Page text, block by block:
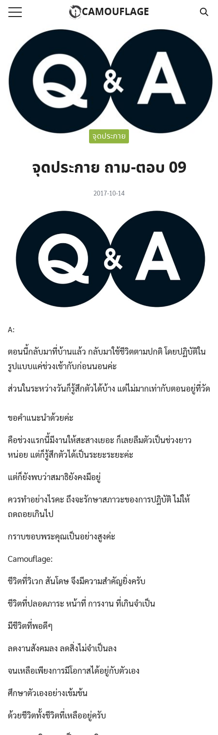
Skip
CAMOUFLAGE
ามคลิปเสียงธรรม
ลด MP3
สือออนไลน์
จุดประกาย
จุดประกาย ถาม-ตอบ 09
2017-10-14
A:
ตอนนี้กลับมาที่บ้านแล้ว กลับมาใช้ชีวิตตามปกติ โดยปฏิบัติใน
รูปแบบแค่ช่วงเช้ากับก่อนนอนค่ะ
ส่วนในระหว่างวันก็รู้สึกตัวได้บ้าง แต่ไม่มากเท่ากับตอนอยู่ที่วัด
ขอคำแนะนำด้วยค่ะ
คือช่วงแรกนี้มีงานให้สะสางเยอะ ก็เลยลืมตัวเป็นช่วงยาว
หน่อย แต่ก็รู้สึกตัวได้เป็นระยะระยะค่ะ
แต่ก็ยังพบว่าสมาธิยังคงมีอยู่
ควรทำอย่างไรคะ ถึงจะรักษาสภาวะของการปฎิบัติ ไม่ให้
ถดถอยเกินไป
กราบขอบพระคุณเป็นอย่างสูงค่ะ
Camouflage:
ชีวิตที่วิเวก สันโดษ จึงมีความสำคัญยิ่งครับ
ชีวิตที่ปลอดภาระ หน้าที่ การงาน ที่เกินจำเป็น
มีชีวิตที่พอดีๆ
ลดงานสังคมลง ลดสิ่งไม่จำเป็นลง
จนเหลือเพียงการมีโอกาสได้อยู่กับตัวเอง
ศึกษาตัวเองอย่างเข้มข้น
ด้วยชีวิตทั้งชีวิตที่เหลืออยู่ครับ